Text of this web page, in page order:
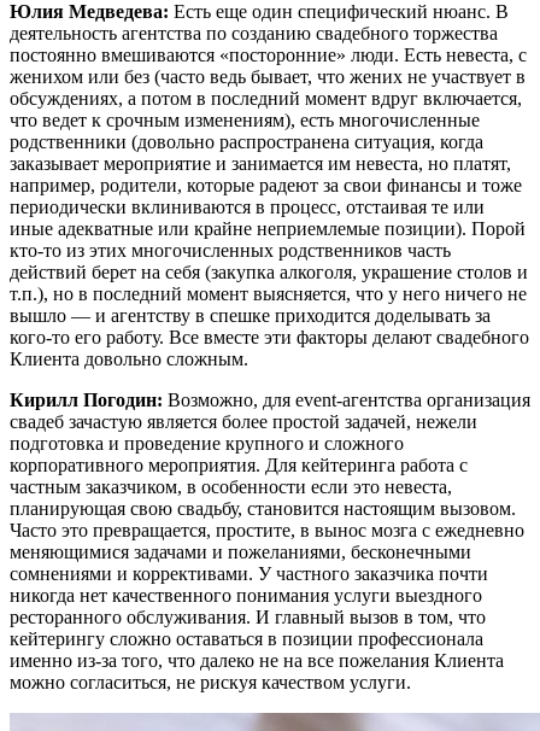
Юлия Медведева: Есть еще один специфический нюанс. В
деятельность агентства по созданию свадебного торжества
постоянно вмешиваются «посторонние» люди. Есть невеста, с
женихом или без (часто ведь бывает, что жених не участвует в
обсуждениях, а потом в последний момент вдруг включается,
что ведет к срочным изменениям), есть многочисленные
родственники (довольно распространена ситуация, когда
заказывает мероприятие и занимается им невеста, но платят,
например, родители, которые радеют за свои финансы и тоже
периодически вклиниваются в процесс, отстаивая те или
иные адекватные или крайне неприемлемые позиции). Порой
кто-то из этих многочисленных родственников часть
действий берет на себя (закупка алкоголя, украшение столов и
т.п.), но в последний момент выясняется, что у него ничего не
вышло — и агентству в спешке приходится доделывать за
кого-то его работу. Все вместе эти факторы делают свадебного
Клиента довольно сложным.
Кирилл Погодин: Возможно, для event-агентства организация
свадеб зачастую является более простой задачей, нежели
подготовка и проведение крупного и сложного
корпоративного мероприятия. Для кейтеринга работа с
частным заказчиком, в особенности если это невеста,
планирующая свою свадьбу, становится настоящим вызовом.
Часто это превращается, простите, в вынос мозга с ежедневно
меняющимися задачами и пожеланиями, бесконечными
сомнениями и коррективами. У частного заказчика почти
никогда нет качественного понимания услуги выездного
ресторанного обслуживания. И главный вызов в том, что
кейтерингу сложно оставаться в позиции профессионала
именно из-за того, что далеко не на все пожелания Клиента
можно согласиться, не рискуя качеством услуги.